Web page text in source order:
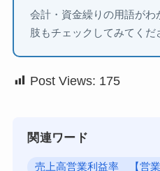
会計・資金繰りの用語が
肢もチェックしてみてくだ
Post Views: 175
関連ワード
売上高営業利益率 【営業